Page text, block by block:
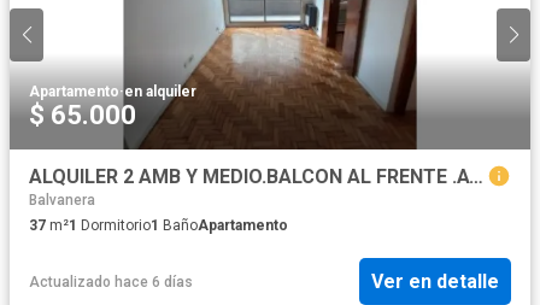
Apartamento·en alquiler
$ 65.000
ALQUILER 2 AMB Y MEDIO.BALCON AL FRENTE .AV PUEYRREDON AL 400
Balvanera
37 m²1 Dormitorio1 BañoApartamento
Actualizado hace 6 días Ver en detalle